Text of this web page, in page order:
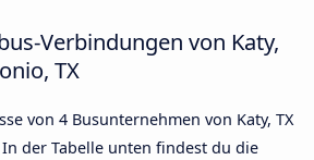
Verbindungen von Katy,
TX
von 4 Busunternehmen von Katy, TX
In der Tabelle unten findest du die